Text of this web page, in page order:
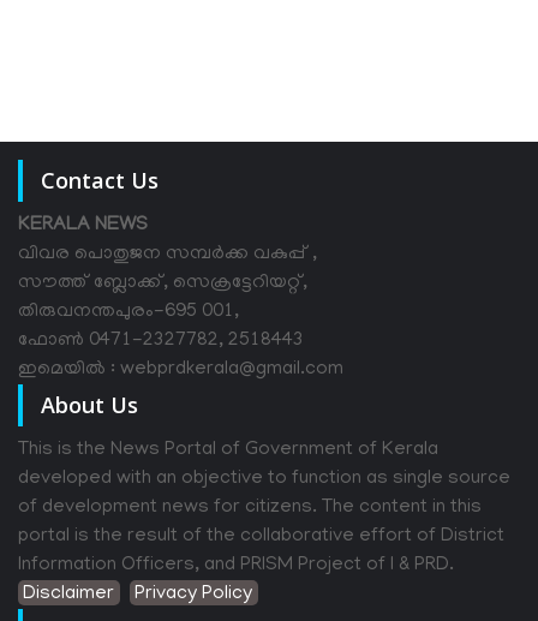
Contact Us
KERALA NEWS
വിവര പൊതുജന സമ്പര്‍ക്ക വകുപ്പ് ,
സൗത്ത് ബ്ലോക്ക്, സെക്രട്ടേറിയറ്റ്,
തിരുവനന്തപുരം-695 001,
ഫോൺ 0471-2327782, 2518443
ഇമെയിൽ : webprdkerala@gmail.com
About Us
This is the News Portal of Government of Kerala
developed with an objective to function as single source
of development news for citizens. The content in this
portal is the result of the collaborative effort of District
Information Officers, and PRISM Project of I & PRD.
Disclaimer
Privacy Policy